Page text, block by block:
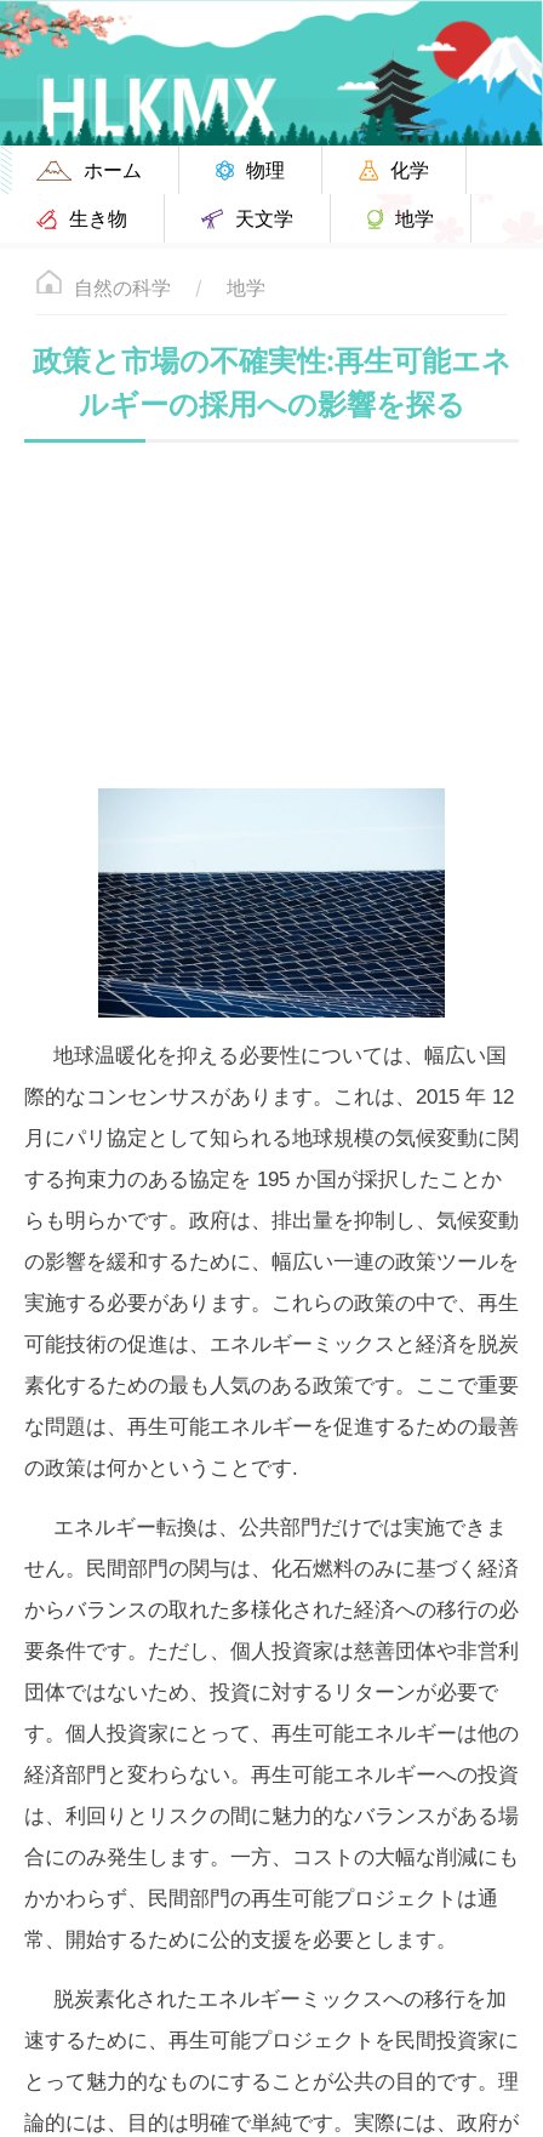
ホーム 物理
化学
生き物
天文学 地学
自然の科学 地学
政策と市場の不確実性:再生可能エネ
ルギーの採用への影響を探る
地球温暖化を抑える必要性については、幅広い国
際的なコンセンサスがあります。これは、2015 年 12
月にパリ協定として知られる地球規模の気候変動に関
する拘束力のある協定を 195 か国が採択したことか
らも明らかです。政府は、排出量を抑制し、気候変動
の影響を緩和するために、幅広い一連の政策ツールを
実施する必要があります。これらの政策の中で、再生
可能技術の促進は、エネルギーミックスと経済を脱炭
素化するための最も人気のある政策です。ここで重要
な問題は、再生可能エネルギーを促進するための最善
の政策は何かということです.
エネルギー転換は、公共部門だけでは実施できま
せん。民間部門の関与は、化石燃料のみに基づく経済
からバランスの取れた多様化された経済への移行の必
要条件です。ただし、個人投資家は慈善団体や非営利
団体ではないため、投資に対するリターンが必要で
す。個人投資家にとって、再生可能エネルギーは他の
経済部門と変わらない。再生可能エネルギーへの投資
は、利回りとリスクの間に魅力的なバランスがある場
合にのみ発生します。一方、コストの大幅な削減にも
かかわらず、民間部門の再生可能プロジェクトは通
常、開始するために公的支援を必要とします。
脱炭素化されたエネルギーミックスへの移行を加
速するために、再生可能プロジェクトを民間投資家に
とって魅力的なものにすることが公共の目的です。理
論的には、目的は明確で単純です。実際には、政府が